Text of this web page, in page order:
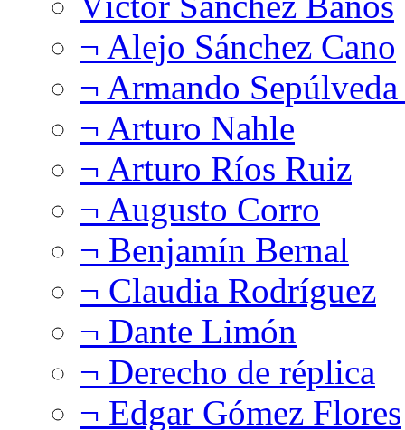
¬ Alejo Sánchez Cano
¬ Armando
¬ Arturo Nahle
¬ Arturo Ríos Ruiz
¬ Augusto Corro
¬ Benjamín Bernal
¬ Claudia Rodríguez
¬ Dante Limón
¬ Derecho de réplica
¬ Edgar Gómez Flores